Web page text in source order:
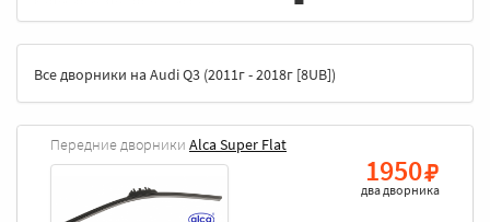
Все дворники на Audi Q3 (2011г - 2018г [8UB])
Передние дворники Alca Super Flat
1950
два дворника